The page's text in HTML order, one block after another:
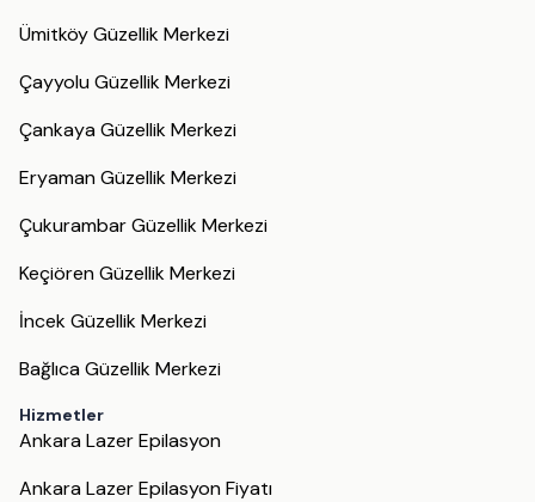
Ümitköy Güzellik Merkezi
Çayyolu Güzellik Merkezi
Çankaya Güzellik Merkezi
Eryaman Güzellik Merkezi
Çukurambar Güzellik Merkezi
Keçiören Güzellik Merkezi
İncek Güzellik Merkezi
Bağlıca Güzellik Merkezi
Hizmetler
Ankara Lazer Epilasyon
Ankara Lazer Epilasyon Fiyatı